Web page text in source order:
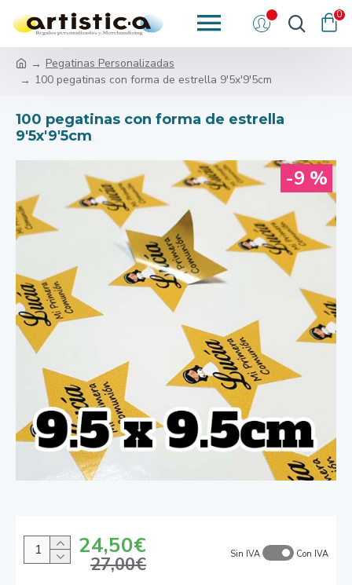
0
Pegatinas Personalizadas
100 pegatinas con forma de estrella 9'5x'9'5cm
100 pegatinas con forma de estrella
9'5x'9'5cm
-9 %
24,50€
27,00€ Sin IVA Con IVA